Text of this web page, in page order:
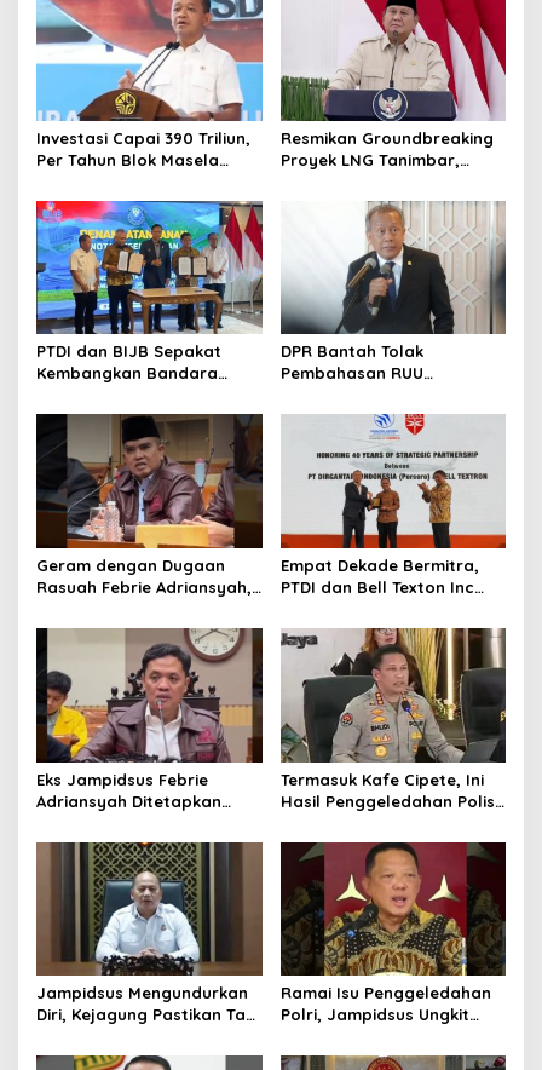
Investasi Capai 390 Triliun,
Per Tahun Blok Masela
Juta Ton LNG
Resmikan Groundbreaking
Proyek LNG Tanimbar,
Nantikan 28 Tahun
PTDI dan BIJB Sepakat
Kembangkan Bandara
Industri Kedirgantaraan
Nasional
DPR Bantah Tolak
Pembahasan RUU
Geram dengan Dugaan
Rasuah Febrie Adriansyah,
Jampidsus Dihukum Mati
Empat Dekade Bermitra,
PTDI dan Bell Texton Inc
Kembangkan Industri
Helikopter
Eks Jampidsus Febrie
Adriansyah Ditetapkan
Kejagung Rajut Kongsi
Termasuk Kafe Cipete, Ini
Hasil Penggeledahan Polisi
Jampidsus Mengundurkan
Diri, Kejagung Pastikan Tak
Hukum di Gedung Bundar
Ramai Isu Penggeledahan
Polri, Jampidsus Ungkit
Kejagung RI